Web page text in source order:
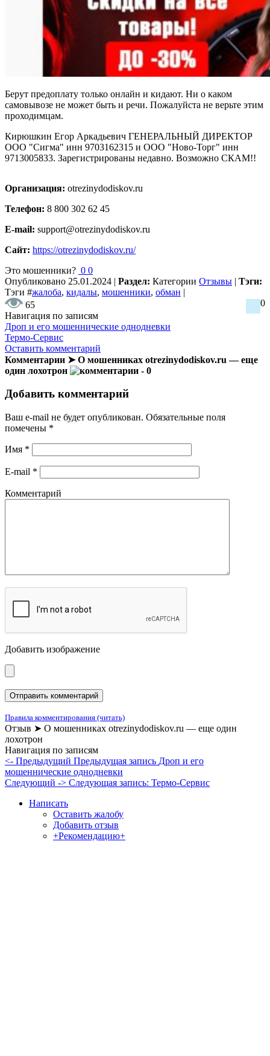
Берут предоплату только онлайн и кидают. Ни о каком
самовывозе не может быть и речи. Пожалуйста не верьте этим
проходимцам.
Кирюшкин Егор Аркадьевич ГЕНЕРАЛЬНЫЙ ДИРЕКТОР
ООО "Сигма" инн 9703162315 и ООО "Ново-Торг" инн
9713005833. Зарегистрированы недавно. Возможно СКАМ!!
Организация: otrezinydodiskov.ru
Телефон: 8 800 302 62 45
E-mail: support@otrezinydodiskov.ru
Сайт: https://otrezinydodiskov.ru/
Это мошенники? 0 0
Опубликовано 25.01.2024 | Раздел: Категории Отзывы | Тэги:
Тэги #жалоба, кидалы, мошенники, обман |
65
0
Навигация по записям
Дроп и его мошеннические однодневки
Термо-Сервис
Оставить комментарий
Комментарии ➤ О мошенниках otrezinydodiskov.ru — еще
один лохотрон
- 0
Добавить комментарий
Ваш e-mail не будет опубликован. Обязательные поля
помечены *
Имя *
E-mail *
Комментарий
Добавить изображение
Правила комментирования (читать)
Отзыв ➤ О мошенниках otrezinydodiskov.ru — еще один
лохотрон
Навигация по записям
<- Предыдущий Предыдущая запись Дроп и его
мошеннические однодневки
Следующий -> Следующая запись: Термо-Сервис
Написать
Оставить жалобу
Добавить отзыв
+Рекомендацию+